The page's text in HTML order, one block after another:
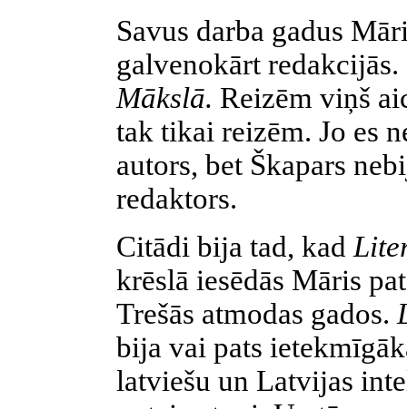
Savus darba gadus
galvenokārt
Mākslā. Reizēm viņš
tak tikai reizēm. Jo es
autors, bet Škapars
redaktors.
Citādi bija tad, kad
krēslā iesēdās Māris
Trešās atmodas gados.
bija vai pats
latviešu un Latvijas